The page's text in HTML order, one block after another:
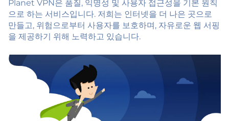
Planet VPN은 품질, 익명성 및 사용자 접근성을 기본 원칙
으로 하는 서비스입니다. 저희는 인터넷을 더 나은 곳으로
만들고, 위험으로부터 사용자를 보호하며, 자유로운 웹 서핑
을 제공하기 위해 노력하고 있습니다.